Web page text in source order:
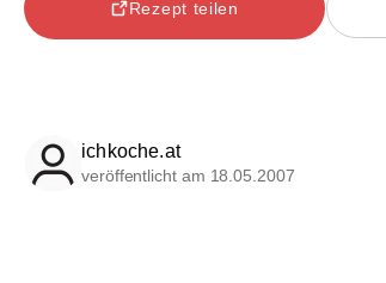
Rezept teilen
ichkoche.at
veröffentlicht am 18.05.2007